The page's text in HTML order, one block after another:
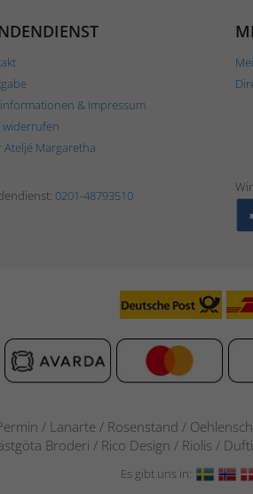
& Impressum
widerrufen
Ateljé Margaretha
0201-48793510
/ Lanarte / Rosenstand /
Broderi / Rico Design / Riolis /
Es gibt uns in: